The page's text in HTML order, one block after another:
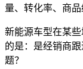
量、转化率、商品
新能源车型在某
的是：是经销商
题？